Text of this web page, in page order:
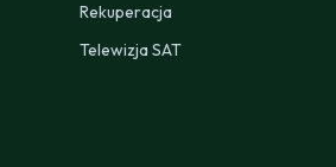
Rekuperacja
Telewizja SAT